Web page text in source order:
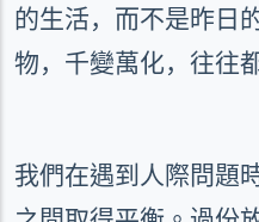
的生活，而不是昨日
物，千變萬化，往往
我們在遇到人際問題